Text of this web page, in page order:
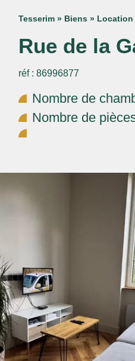
Tesserim » Biens » Location
Rue de la
réf : 86996877
Nombre de
Nombre de